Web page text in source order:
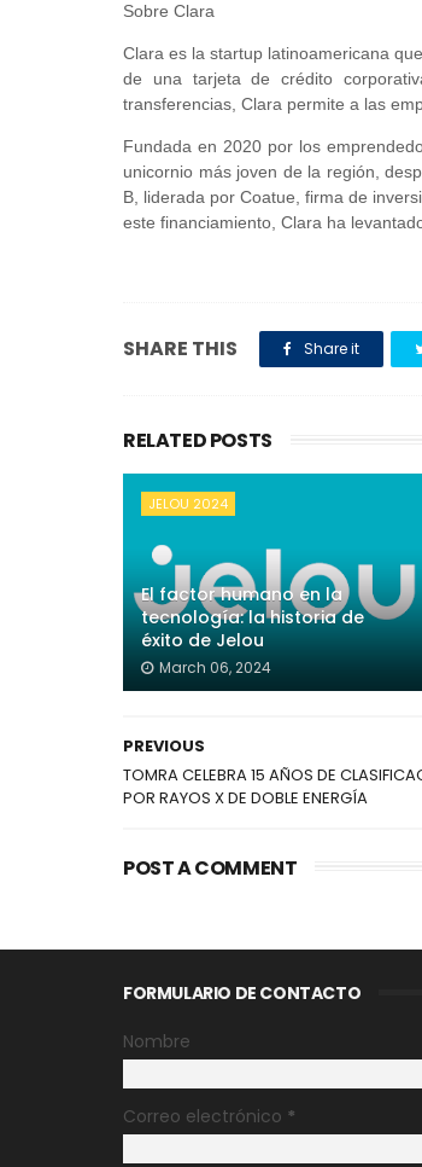
Sobre Clara
Clara es la startup latinoamericana
de una tarjeta de crédito
transferencias, Clara permite a las
Fundada en 2020 por los
unicornio más joven de la región,
B, liderada por Coatue, firma de
este financiamiento, Clara ha
SHARE THIS Share it
RELATED POSTS
JELOU 2024
El factor humano en la
tecnología: la historia de
éxito de Jelou
March 06, 2024
PREVIOUS
TOMRA CELEBRA 15 AÑOS DE
POR RAYOS X DE DOBLE ENERGÍA
POST A COMMENT
FORMULARIO DE CONTACTO
Nombre
Correo electrónico *